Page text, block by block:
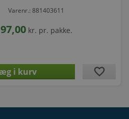
Varenr.: 881403611
97,00 kr. pr. pakke.
favorite